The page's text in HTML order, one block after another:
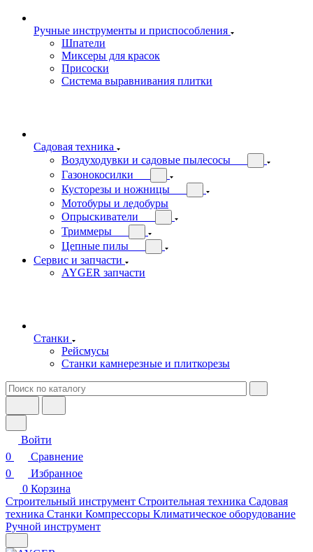
Ручные инструменты и приспособления
Шпатели
Миксеры для красок
Присоски
Система выравнивания плитки
Садовая техника
Воздуходувки и садовые пылесосы
Газонокосилки
Кусторезы и ножницы
Мотобуры и ледобуры
Опрыскиватели
Триммеры
Цепные пилы
Сервис и запчасти
AYGER запчасти
Станки
Рейсмусы
Станки камнерезные и плиткорезы
Войти
0
Сравнение
0
Избранное
0 Корзина
Строительный инструмент Строительная техника Садовая
техника Станки Компрессоры Климатическое оборудование
Ручной инструмент